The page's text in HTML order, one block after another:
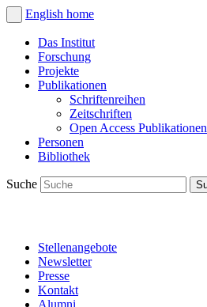
English home
Das Institut
Forschung
Projekte
Publikationen
Schriftenreihen
Zeitschriften
Open Access Publikationen
Personen
Bibliothek
Suche
Stellenangebote
Newsletter
Presse
Kontakt
Alumni